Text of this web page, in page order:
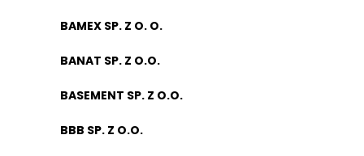
BAMEX SP. Z O. O.
BANAT SP. Z O.O.
BASEMENT SP. Z O.O.
BBB SP. Z O.O.